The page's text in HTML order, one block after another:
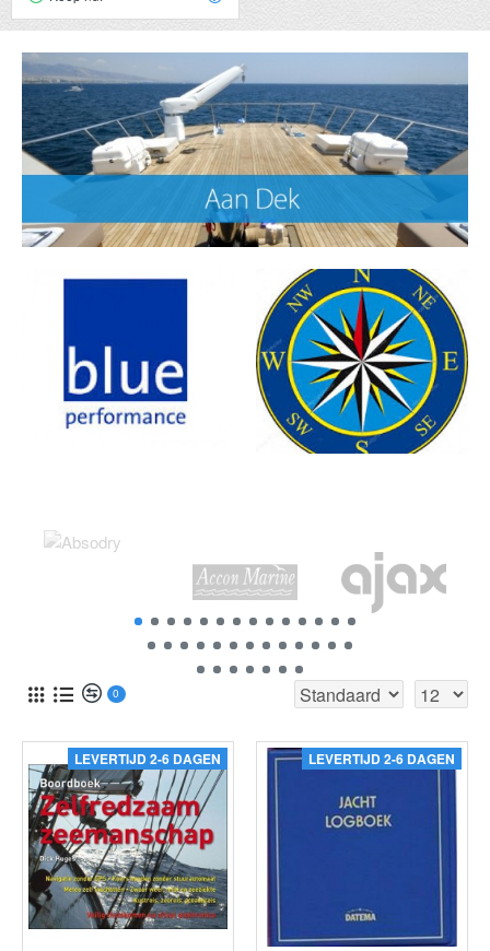
0
LEVERTIJD 2-6 DAGEN LEVERTIJD 2-6 DAGEN